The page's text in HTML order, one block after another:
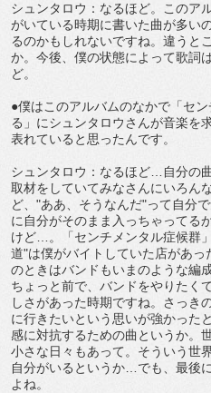
シュンタロウ：なるほど。このア
がいている時期に書いた曲が多い
るのかもしれないですね。違うと
か。今後、僕の状態によって歌詞
ど。
●僕はこのアルバムのなかで「セ
る」にシュンタロウさんが音楽を
表れていると思ったんです。
シュンタロウ：なるほど…自分の
取材をしていてみなさんにいろん
ど、"ああ、そうなんだ"って自分
に自分がそのまま入っちゃってる
けど…。「センチメンタル症候群
道"は僕がバイトしていた店があ
のときはバンドもいまのような編
ちょっと前で、バンドをやりたく
しさがあった時期ですね。さっき
に行きたいという思いが強かった
感に対抗するための曲というか。
小さな日々もあって。そういう世
自分がいるというか…でも、最後
よね。